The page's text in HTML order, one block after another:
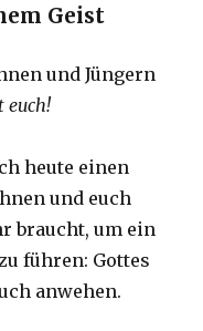
Geist
und Jüngern
euch!
heute einen
und euch
braucht, um ein
führen: Gottes
anwehen.